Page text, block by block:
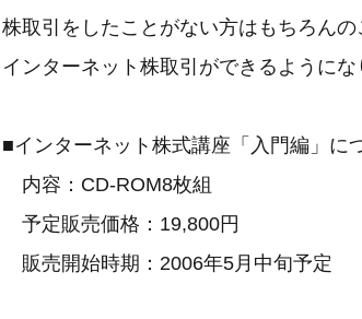
株取引をしたことがない方はもちろんの
インターネット株取引ができるようにな
■インターネット株式講座「入門編」に
内容：CD-ROM8枚組
予定販売価格：19,800円
販売開始時期：2006年5月中旬予定